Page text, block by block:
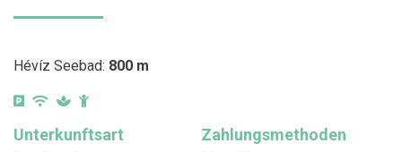
Hévíz Seebad: 800 m
Unterkunftsart Zahlungsmethoden